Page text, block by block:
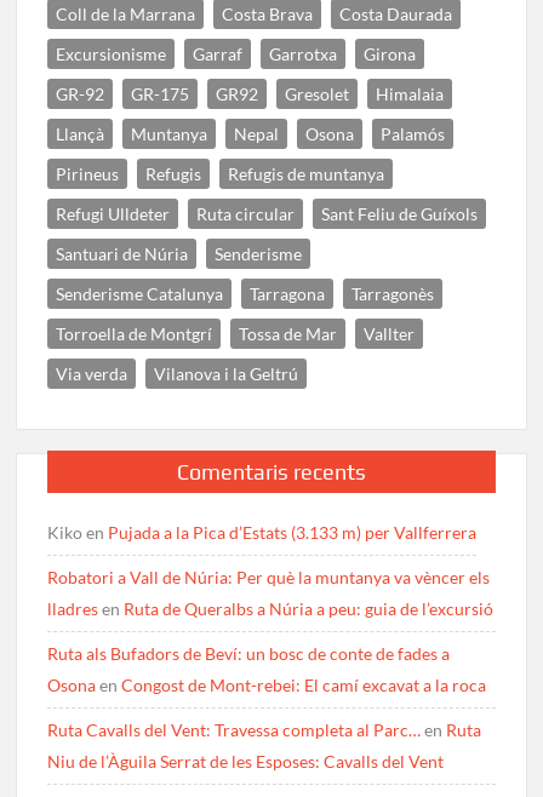
Coll de la Marrana
Costa Brava
Costa Daurada
Excursionisme
Garraf Garrotxa
Girona
GR-92
GR-175 GR92 Gresolet
Himalaia
Llançà
Muntanya Nepal Osona
Palamós
Pirineus
Refugis
Refugis de muntanya
Refugi Ulldeter
Ruta circular
Sant Feliu de Guíxols
Santuari de Núria
Senderisme
Senderisme Catalunya
Tarragona
Tarragonès
Torroella de Montgrí
Tossa de Mar
Vallter
Via verda
Vilanova i la Geltrú
Comentaris recents
Kikoen Pujada a la Pica d’Estats (3.133 m) per Vallferrera
Robatori a Vall de Núria: Per què la muntanya va vèncer els
lladresen Ruta de Queralbs a Núria a peu: guia de l’excursió
Ruta als Bufadors de Beví: un bosc de conte de fades a
OsonaenCongost de Mont-rebei: El camí excavat a la roca
Ruta Cavalls del Vent: Travessa completa al Parc…en Ruta
Niu de l’Àguila Serrat de les Esposes: Cavalls del Vent